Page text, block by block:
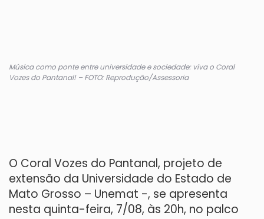
Música como ponte entre universidade e sociedade: viva o Coral
Vozes do Pantanal! – FOTO: Reprodução/Assessoria
O Coral Vozes do Pantanal, projeto de
extensão da Universidade do Estado de
Mato Grosso – Unemat -, se apresenta
nesta quinta-feira, 7/08, às 20h, no palco